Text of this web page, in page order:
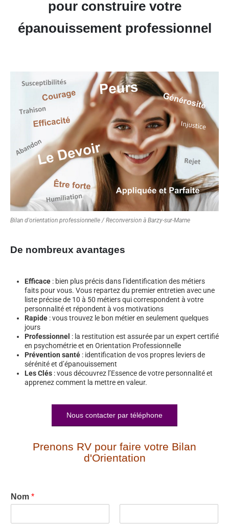
pour construire votre
épanouissement professionnel
Bilan d'orientation professionnelle / Reconversion à Barzy-sur-Marne
De nombreux avantages
Efficace : bien plus précis dans l’identification des métiers
faits pour vous. Vous repartez du premier entretien avec une
liste précise de 10 à 50 métiers qui correspondent à votre
personnalité et répondent à vos motivations
Rapide : vous trouvez le bon métier en seulement quelques
jours
Professionnel : la restitution est assurée par un expert certifié
en psychométrie et en Orientation Professionnelle
Prévention santé : identification de vos propres leviers de
sérénité et d’épanouissement
Les Clés : vous découvrez l’Essence de votre personnalité et
apprenez comment la mettre en valeur.
Nous contacter par téléphone
Prenons RV pour faire votre Bilan
d'Orientation
Nom *